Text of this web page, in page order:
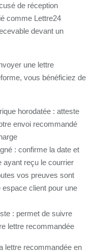
de réception
comme Lettre24
devant un
une lettre
vous bénéficiez de
horodatée : atteste
envoi recommandé
: confirme la date et
ayant reçu le courrier
vos preuves sont
client pour une
: permet de suivre
lettre recommandée
lettre recommandée en